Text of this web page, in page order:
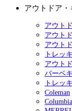
アウトドア
アウト
アウト
アウト
トレッ
アウト
バーベ
トレッ
Coleman
Columbia